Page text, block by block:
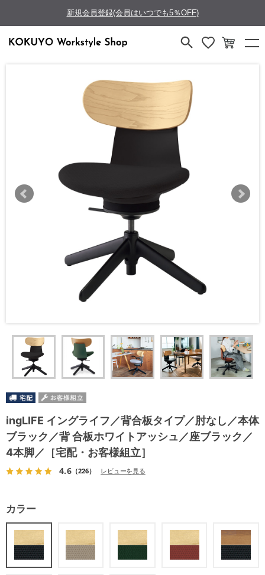
新規会員登録(会員はいつでも5％OFF)
ingLIFE イングライフ／背合板タイプ／肘なし／本体
ブラック／背 合板ホワイトアッシュ／座ブラック／
4本脚／［宅配・お客様組立］
4.6（226） レビューを見る
カラー